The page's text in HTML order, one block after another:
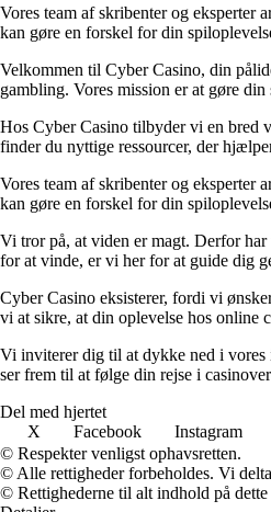
Vores team af skribenter og eksperter
kan gøre en forskel for din
Velkommen til Cyber Casino, din
gambling. Vores mission er at gøre
Hos Cyber Casino tilbyder vi en bred
finder du nyttige ressourcer, der
Vores team af skribenter og eksperter
kan gøre en forskel for din
Vi tror på, at viden er magt. Derfor
for at vinde, er vi her for at guide dig
Cyber Casino eksisterer, fordi vi
vi at sikre, at din oplevelse hos online
Vi inviterer dig til at dykke ned i vores
ser frem til at følge din rejse i
Del med hjertet
X
Facebook Instagram
© Respekter venligst ophavsretten.
© Alle rettigheder forbeholdes. Vi
© Rettighederne til alt indhold på